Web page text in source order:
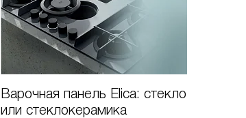
Варочная панель Elica: стекло
или стеклокерамика